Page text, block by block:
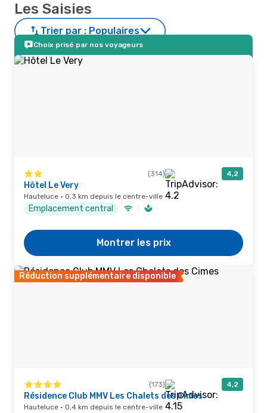
Les Saisies
Trier par : Populaires
Choix prisé par nos voyageurs
(314) 4,2
Hôtel Le Very
Hauteluce · 0,3 km depuis le centre-ville
Emplacement central
Montrer les prix
Réduction supplémentaire disponible
(173) 4,2
Résidence Club MMV Les Chalets des Cimes
Hauteluce · 0,4 km depuis le centre-ville